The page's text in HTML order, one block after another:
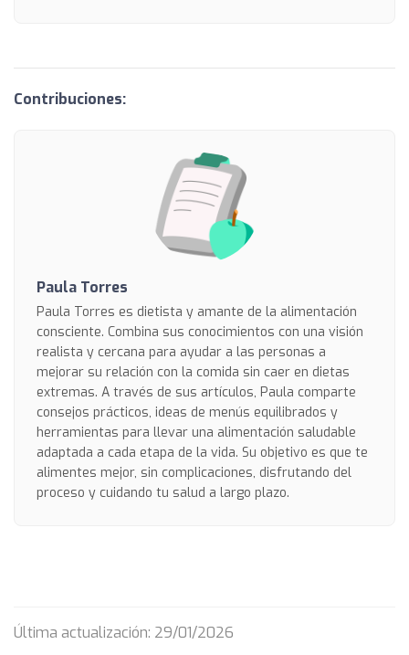
Contribuciones:
Paula Torres
Paula Torres es dietista y amante de la alimentación
consciente. Combina sus conocimientos con una visión
realista y cercana para ayudar a las personas a
mejorar su relación con la comida sin caer en dietas
extremas. A través de sus artículos, Paula comparte
consejos prácticos, ideas de menús equilibrados y
herramientas para llevar una alimentación saludable
adaptada a cada etapa de la vida. Su objetivo es que te
alimentes mejor, sin complicaciones, disfrutando del
proceso y cuidando tu salud a largo plazo.
Última actualización: 29/01/2026